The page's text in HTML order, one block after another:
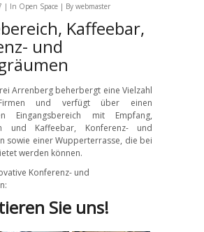
| In Open Space | By webmaster
Kaffeebar,
und
Arrenberg beherbergt eine Vielzahl
und verfügt über einen
Eingangsbereich mit Empfang,
und Kaffeebar, Konferenz- und
sowie einer Wupperterrasse, die bei
werden können.
Konferenz- und
Sie uns!